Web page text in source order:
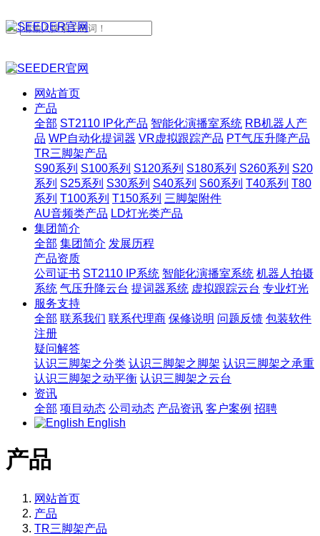
网站首页
产品
全部 ST2110 IP化产品 智能化演播室系统 RB机器人产
品 WP自动化提词器 VR虚拟跟踪产品 PT气压升降产品
TR三脚架产品
S90系列 S100系列 S120系列 S180系列 S260系列 S20
系列 S25系列 S30系列 S40系列 S60系列 T40系列 T80
系列 T100系列 T150系列 三脚架附件
AU音频类产品 LD灯光类产品
集团简介
全部 集团简介 发展历程
产品资质
公司证书 ST2110 IP系统 智能化演播室系统 机器人拍摄
系统 气压升降云台 提词器系统 虚拟跟踪云台 专业灯光
服务支持
全部 联系我们 联系代理商 保修说明 问题反馈 包装软件
注册
疑问解答
认识三脚架之分类 认识三脚架之脚架 认识三脚架之承重
认识三脚架之动平衡 认识三脚架之云台
资讯
全部 项目动态 公司动态 产品资讯 客户案例 招聘
English
产品
网站首页
产品
TR三脚架产品